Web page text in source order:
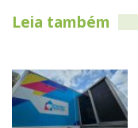
Leia também